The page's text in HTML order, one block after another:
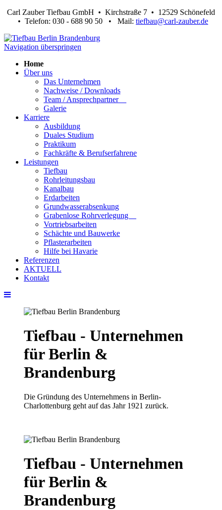
Carl Zauber Tiefbau GmbH • Kirchstraße 7 • 12529 Schönefeld
• Telefon: 030 - 688 90 50 • Mail: tiefbau@carl-zauber.de
Navigation überspringen
Home
Über uns
Das Unternehmen
Nachweise / Downloads
Team / Ansprechpartner
Galerie
Karriere
Ausbildung
Duales Studium
Praktikum
Fachkräfte & Berufserfahrene
Leistungen
Tiefbau
Rohrleitungsbau
Kanalbau
Erdarbeiten
Grundwasserabsenkung
Grabenlose Rohrverlegung
Vortriebsarbeiten
Schächte und Bauwerke
Pflasterarbeiten
Hilfe bei Havarie
Referenzen
AKTUELL
Kontakt
Tiefbau - Unternehmen
für Berlin &
Brandenburg
Die Gründung des Unternehmens in Berlin-
Charlottenburg geht auf das Jahr 1921 zurück.
Tiefbau - Unternehmen
für Berlin &
Brandenburg